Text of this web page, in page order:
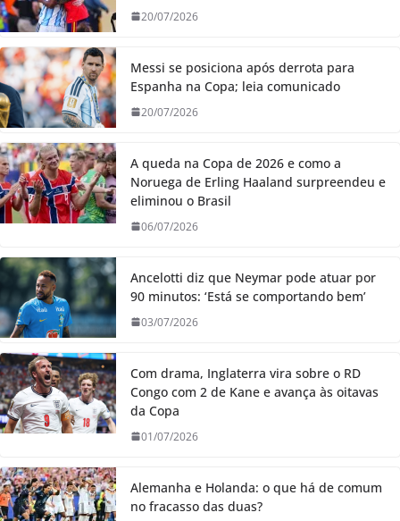
20/07/2026
Messi se posiciona após derrota para
Espanha na Copa; leia comunicado
20/07/2026
A queda na Copa de 2026 e como a
Noruega de Erling Haaland surpreendeu e
eliminou o Brasil
06/07/2026
Ancelotti diz que Neymar pode atuar por
90 minutos: ‘Está se comportando bem’
03/07/2026
Com drama, Inglaterra vira sobre o RD
Congo com 2 de Kane e avança às oitavas
da Copa
01/07/2026
Alemanha e Holanda: o que há de comum
no fracasso das duas?